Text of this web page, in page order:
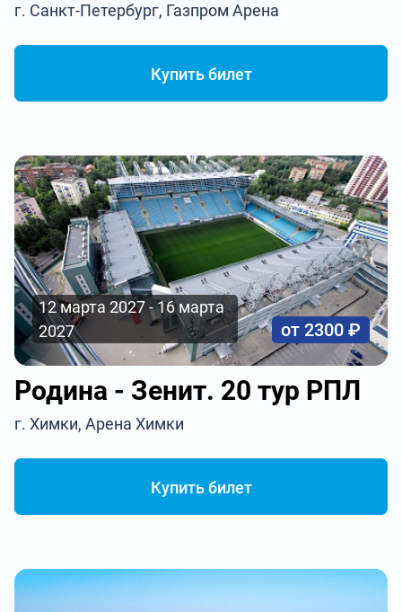
г. Санкт-Петербург, Газпром Арена
Купить билет
12 марта 2027 - 16 марта
2027
от 2300 ₽
Родина - Зенит. 20 тур РПЛ
г. Химки, Арена Химки
Купить билет